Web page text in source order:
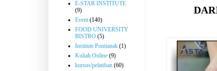
E-STAR INSTITUTE
(9)
Event (140)
FOOD UNIVERSITY
BISTRO (5)
Institute Pontianak (1)
Kuliah Online (9)
kursus/pelatihan (60)